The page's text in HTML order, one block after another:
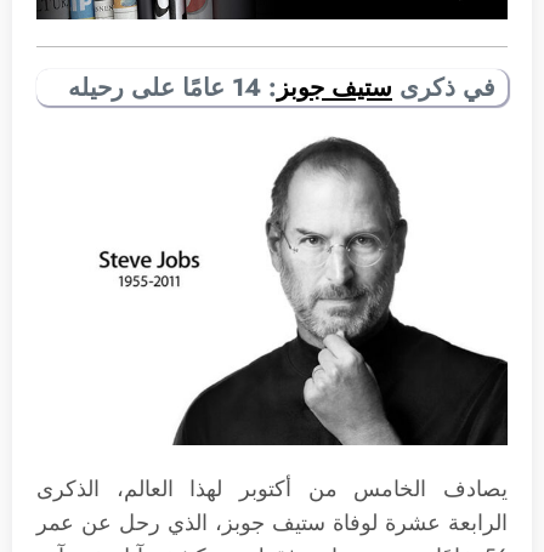
في ذكرى ستيف جوبز: 14 عامًا على رحيله
يصادف الخامس من أكتوبر لهذا العالم، الذكرى
الرابعة عشرة لوفاة ستيف جوبز، الذي رحل عن عمر